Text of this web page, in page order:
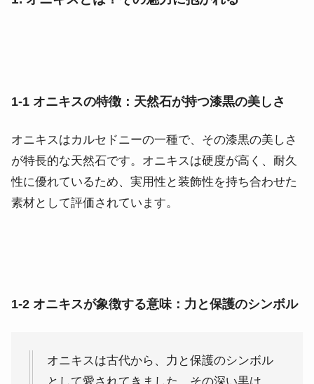
1-1 オニキスの特徴：天然石が持つ漆黒の美しさ
オニキスはカルセドニーの一種で、その漆黒の美しさ
が特長的な天然石です。オニキスは硬度が高く、耐久
性に優れているため、実用性と装飾性を持ち合わせた
素材として評価されています。
1-2 オニキスが象徴する意味：力と保護のシンボル
オニキスは古代から、力と保護のシンボル